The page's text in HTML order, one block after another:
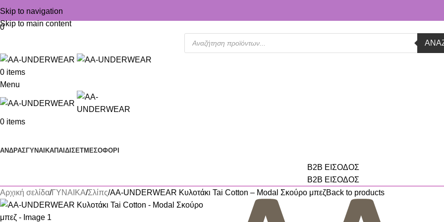
Skip to navigation
Skip to main content
0
0 items
Menu
0 items
ΑΝΔΡΑΣΓΥΝΑΙΚΑΠΑΙΔΙ ΣΕΤΜΕΣΟΦΟΡΙ
B2B ΕΙΣΟΔΟΣ
B2B ΕΙΣΟΔΟΣ
Αρχική σελίδα ΓΥΝΑΙΚΑ Σλίπς AA-UNDERWEAR Κυλοτάκι Tai Cotton – Modal Σκούρο μπεζBack to products